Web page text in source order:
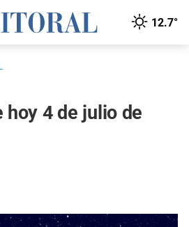
12.7°
hoy 4 de julio de